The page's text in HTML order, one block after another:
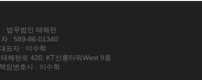
: 법무법인 테헤란
자 : 589-86-01340
표자 : 이수학
헤란로 420, KT선릉타워West 9층
임변호사 : 이수학